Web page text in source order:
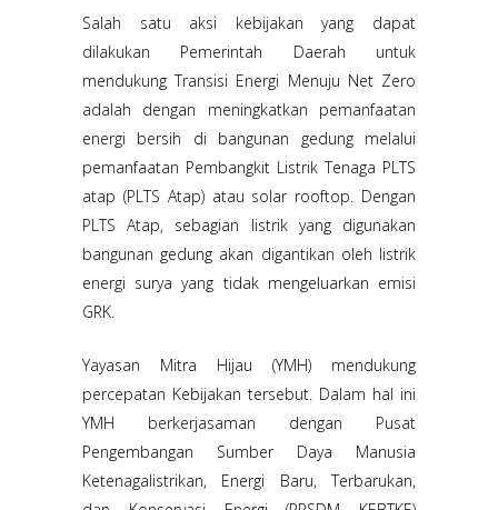
Salah satu aksi kebijakan yang dapat
dilakukan Pemerintah Daerah untuk
mendukung Transisi Energi Menuju Net Zero
adalah dengan meningkatkan pemanfaatan
energi bersih di bangunan gedung melalui
pemanfaatan Pembangkit Listrik Tenaga PLTS
atap (PLTS Atap) atau solar rooftop. Dengan
PLTS Atap, sebagian listrik yang digunakan
bangunan gedung akan digantikan oleh listrik
energi surya yang tidak mengeluarkan emisi
GRK.
Yayasan Mitra Hijau (YMH) mendukung
percepatan Kebijakan tersebut. Dalam hal ini
YMH berkerjasaman dengan Pusat
Pengembangan Sumber Daya Manusia
Ketenagalistrikan, Energi Baru, Terbarukan,